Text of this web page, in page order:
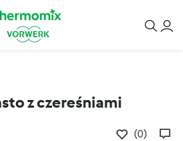
z czereśniami
(0)